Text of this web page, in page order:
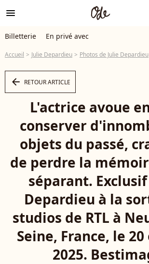
menu
Billetterie En privé avec
Accueil Julie Depardieu Photos de Julie Depardieu
arrow_left RETOUR ARTICLE
L'actrice avoue
conserver
objets du passé,
de perdre la
séparant. Exclusif
Depardieu à la
studios de RTL à
Seine, France, le
2025.